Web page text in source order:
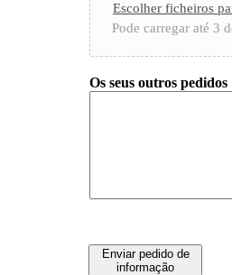
Escolher ficheiros
Pode carregar até 3
Os seus outros pedidos
Enviar pedido de
informação